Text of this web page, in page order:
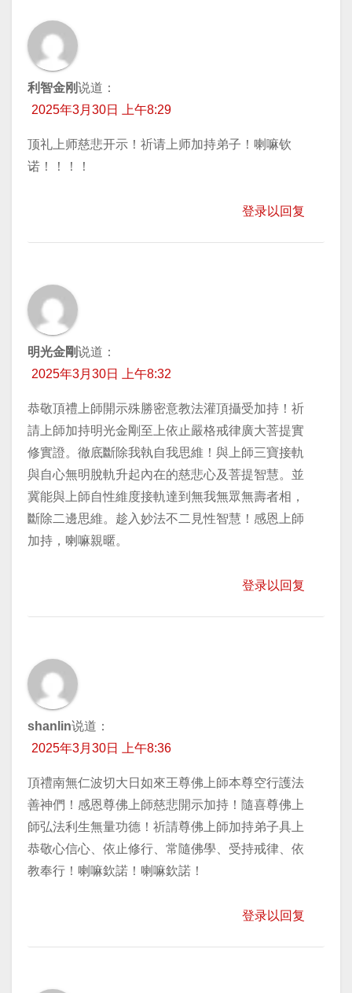
利智金刚说道：
2025年3月30日 上午8:29
顶礼上师慈悲开示！祈请上师加持弟子！喇嘛钦
诺！！！！
登录以回复
明光金剛说道：
2025年3月30日 上午8:32
恭敬頂禮上師開示殊勝密意教法灌頂攝受加持！祈
請上師加持明光金剛至上依止嚴格戒律廣大菩提實
修實證。徹底斷除我執自我思維！與上師三寶接軌
與自心無明脫軌升起內在的慈悲心及菩提智慧。並
冀能與上師自性維度接軌達到無我無眾無壽者相，
斷除二邊思維。趁入妙法不二見性智慧！感恩上師
加持，喇嘛親暱。
登录以回复
shanlin说道：
2025年3月30日 上午8:36
頂禮南無仁波切大日如來王尊佛上師本尊空行護法
善神們！感恩尊佛上師慈悲開示加持！隨喜尊佛上
師弘法利生無量功德！祈請尊佛上師加持弟子具上
恭敬心信心、依止修行、常隨佛學、受持戒律、依
教奉行！喇嘛欽諾！喇嘛欽諾！
登录以回复